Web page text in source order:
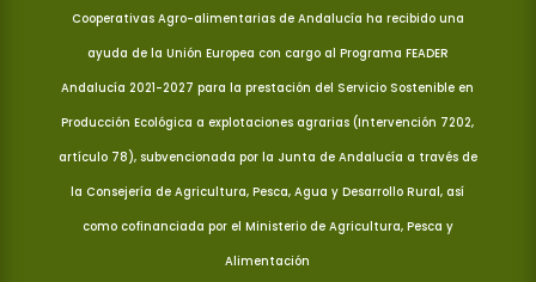
Cooperativas Agro-alimentarias de Andalucía ha recibido una
ayuda de la Unión Europea con cargo al Programa FEADER
Andalucía 2021-2027 para la prestación del Servicio Sostenible en
Producción Ecológica a explotaciones agrarias (Intervención 7202,
artículo 78), subvencionada por la Junta de Andalucía a través de
la Consejería de Agricultura, Pesca, Agua y Desarrollo Rural, así
como cofinanciada por el Ministerio de Agricultura, Pesca y
Alimentación